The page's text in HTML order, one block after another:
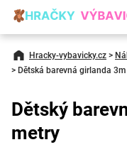
Hracky-vybavicky.cz >
> Dětská barevná girlanda 3m
Dětský
metry